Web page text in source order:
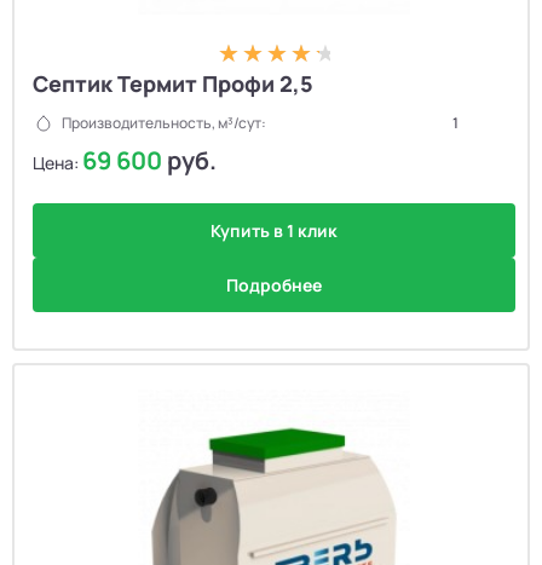
Септик Термит Профи 2,5
Производительность, м³/сут: 1
Цена: 69 600 руб.
Купить в 1 клик
Подробнее